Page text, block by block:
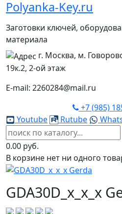
Polyanka-Key.ru
Заготовки ключей,
материала
г. Москва, м.
19к.2, 2-ой этаж
E-mail: 2260284@mail.ru
+7 (985)
Youtube
Rutube
0.00 руб.
В корзине нет ни одного
GDA30D_x_x_x